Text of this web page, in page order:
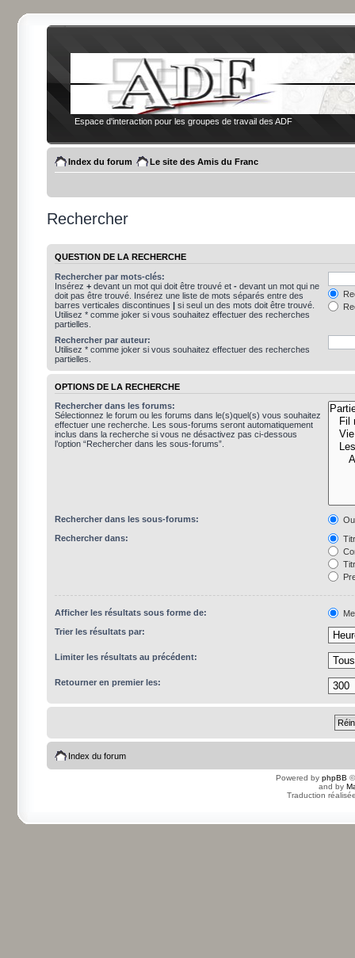
Espace d'interaction pour les groupes de travail des ADF
Index du forum Le site des Amis du Franc
Rechercher
QUESTION DE LA RECHERCHE
Rechercher par mots-clés:
Insérez + devant un mot qui doit être trouvé et - devant un mot qui ne
doit pas être trouvé. Insérez une liste de mots séparés entre des
barres verticales discontinues | si seul un des mots doit être trouvé.
Utilisez * comme joker si vous souhaitez effectuer des recherches
partielles.
Rechercher par auteur:
Utilisez * comme joker si vous souhaitez effectuer des recherches
partielles.
OPTIONS DE LA RECHERCHE
Rechercher dans les forums:
Sélectionnez le forum ou les forums dans le(s)quel(s) vous souhaitez
effectuer une recherche. Les sous-forums seront automatiquement
inclus dans la recherche si vous ne désactivez pas ci-dessous
l’option “Rechercher dans les sous-forums”.
Rechercher dans les sous-forums:
Rechercher dans:
Afficher les résultats sous forme de:
Trier les résultats par:
Limiter les résultats au précédent:
Retourner en premier les:
Index du forum
Powered by phpBB
and by
Traduction